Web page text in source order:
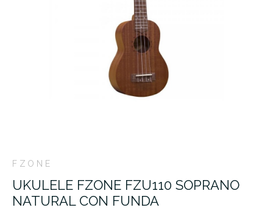
FZONE
UKULELE FZONE FZU110 SOPRANO
NATURAL CON FUNDA